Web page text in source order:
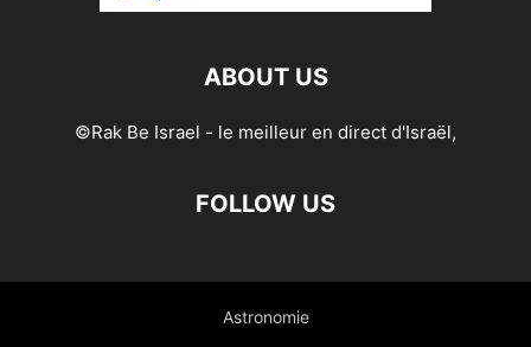
ABOUT US
©Rak Be Israel - le meilleur en direct d'Israël,
FOLLOW US
Astronomie